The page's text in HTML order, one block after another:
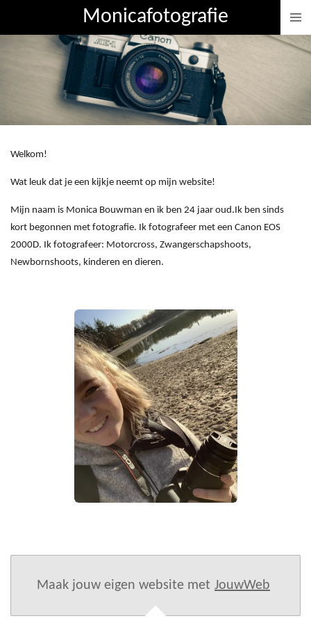
direct
hoofdinhoud
Monicafotografie
Welkom!
Wat leuk dat je een kijkje neemt op mijn website!
Mijn naam is Monica Bouwman en ik ben 24 jaar oud.Ik ben sinds
kort begonnen met fotografie. Ik fotografeer met een Canon EOS
2000D. Ik fotografeer: Motorcross, Zwangerschapshoots,
Newbornshoots, kinderen en dieren.
Maak jouw eigen website met JouwWeb